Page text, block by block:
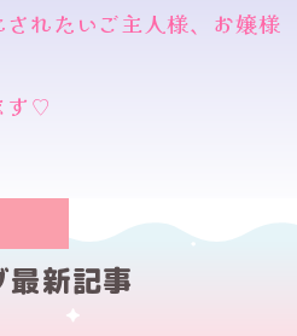
れたいご主人様、お嬢様
す♡
最新記事